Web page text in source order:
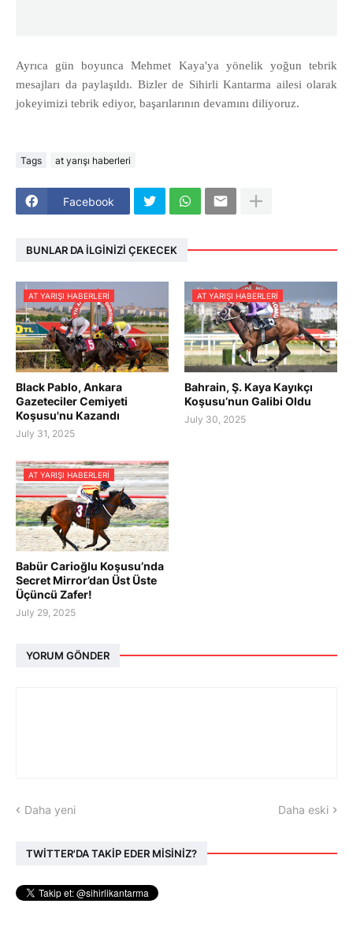
Ayrıca gün boyunca Mehmet Kaya'ya yönelik yoğun tebrik
mesajları da paylaşıldı. Bizler de Sihirli Kantarma ailesi olarak
jokeyimizi tebrik ediyor, başarılarının devamını diliyoruz.
Tags at yarışı haberleri
Facebook
BUNLAR DA İLGINIZI ÇEKECEK
AT YARIŞI HABERLERI
Black Pablo, Ankara
Gazeteciler Cemiyeti
Koşusu'nu Kazandı
July 31, 2025
AT YARIŞI HABERLERI
Bahrain, Ş. Kaya Kayıkçı
Koşusu’nun Galibi Oldu
July 30, 2025
AT YARIŞI HABERLERI
Babür Carioğlu Koşusu’nda
Secret Mirror’dan Üst Üste
Üçüncü Zafer!
July 29, 2025
YORUM GÖNDER
Daha yeni Daha eski
TWİTTER'DA TAKİP EDER MİSİNİZ?